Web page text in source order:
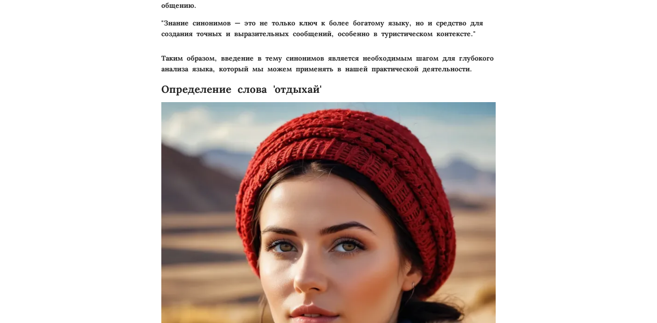
общению.
"Знание синонимов — это не только ключ к более богатому языку, но и средство для
создания точных и выразительных сообщений, особенно в туристическом контексте."
Таким образом, введение в тему синонимов является необходимым шагом для глубокого
анализа языка, который мы можем применять в нашей практической деятельности.
Определение слова 'отдыхай'